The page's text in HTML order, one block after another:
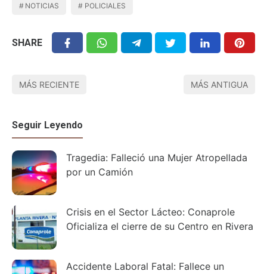
NOTICIAS POLICIALES
SHARE
MÁS RECIENTE MÁS ANTIGUA
Seguir Leyendo
Tragedia: Falleció una Mujer Atropellada
por un Camión
Crisis en el Sector Lácteo: Conaprole
Oficializa el cierre de su Centro en Rivera
Accidente Laboral Fatal: Fallece un